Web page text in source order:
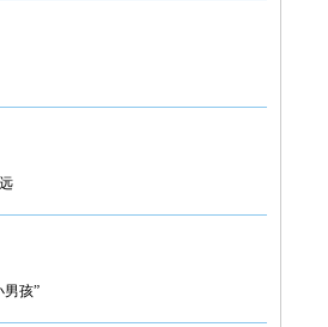
男孩”